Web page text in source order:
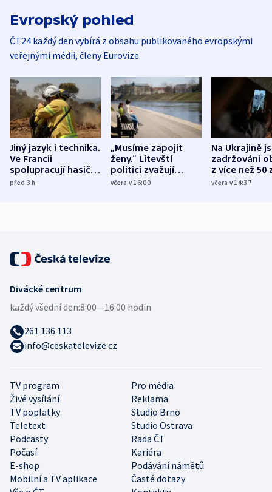
Evropský pohled
ČT24 každý den vybírá z obsahu publikovaného evropskými
veřejnými médii, členy Eurovize.
Jiný jazyk i technika.
Ve Francii
spolupracují hasiči z
různých zemí
před 3h
„Musíme zapojit
ženy.“ Litevští
politici zvažují
dohodu o
včera v 16:00
Na Ukrajině
zadržováni
z více než 50
Bojovali na
včera v 14:37
TV program
Pro média
Živé vysílání
Reklama
TV poplatky
Studio Brno
Teletext
Studio Ostrava
Podcasty
Rada ČT
Počasí
Kariéra
E-shop
Podávání námětů
Mobilní a TV aplikace
Časté dotazy
Divácké centrum
každý všední den:8:00—16:00 hodin
261 136 113
info@ceskatelevize.cz